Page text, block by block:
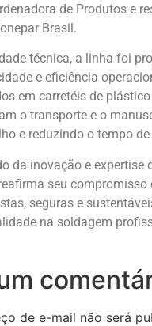
de Produtos e
Brasil.
técnica, a linha foi
e eficiência
em carretéis de
o transporte e o
e reduzindo o tempo de
da inovação e expertise
seu compromisso
seguras e
na soldagem
de e-mail não será